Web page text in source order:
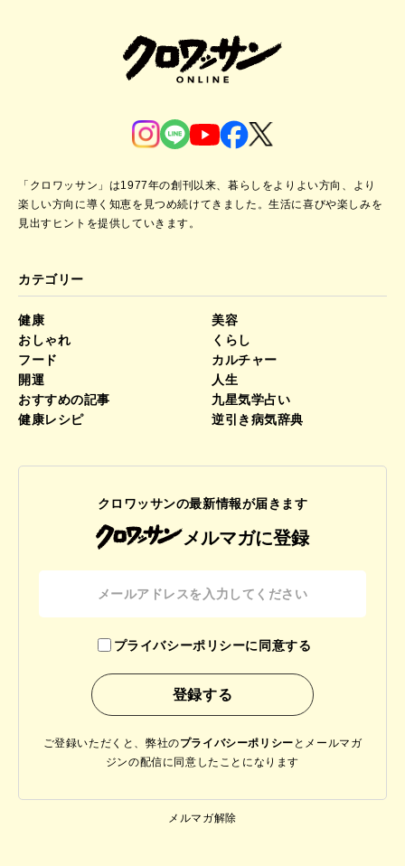
「クロワッサン」は1977年の創刊以来、暮らしをよりよい方向、より
楽しい方向に導く知恵を見つめ続けてきました。生活に喜びや楽しみを
見出すヒントを提供していきます。
カテゴリー
健康
美容
おしゃれ
くらし
フード
カルチャー
開運
人生
おすすめの記事
九星気学占い
健康レシピ
逆引き病気辞典
クロワッサンの最新情報が届きます
メルマガに登録
プライバシーポリシーに同意する
ご登録いただくと、弊社のプライバシーポリシー と メールマガ
ジンの配信に同意したことになります
メルマガ解除